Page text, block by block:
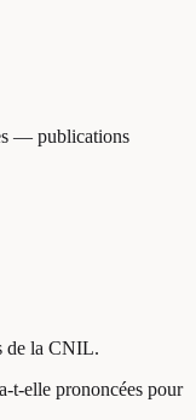
— publications
de la CNIL.
t-elle prononcées pour